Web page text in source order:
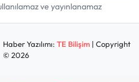
ve yayınlanamaz
Haber Yazılımı: TE Bilişim| Copyright
© 2026